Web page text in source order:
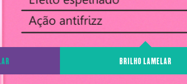
BRILHO LAMELAR